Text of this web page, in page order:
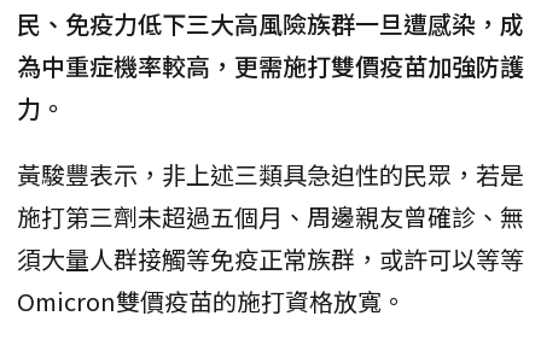
民、免疫力低下三大高風險族群一旦遭感染，成
為中重症機率較高，更需施打雙價疫苗加強防護
力。
黃駿豐表示，非上述三類具急迫性的民眾，若是
施打第三劑未超過五個月、周邊親友曾確診、無
須大量人群接觸等免疫正常族群，或許可以等等
Omicron雙價疫苗的施打資格放寬。